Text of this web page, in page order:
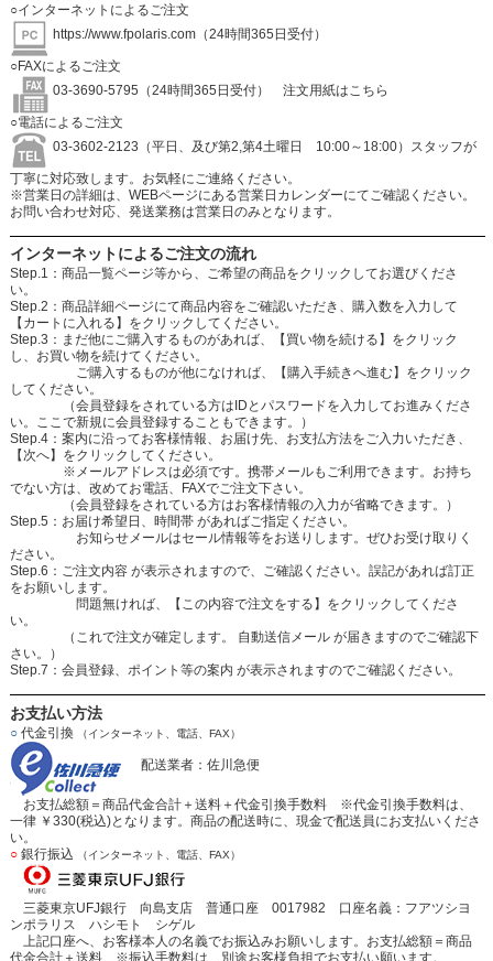
○インターネットによるご注文
https://www.fpolaris.com（24時間365日受付）
○FAXによるご注文
03-3690-5795（24時間365日受付）
注文用紙はこちら
○電話によるご注文
03-3602-2123（平日、及び第2,第4土曜日 10:00～18:00）スタッフが
丁寧に対応致します。お気軽にご連絡ください。
※営業日の詳細は、WEBページにある営業日カレンダーにてご確認ください。
お問い合わせ対応、発送業務は営業日のみとなります。
インターネットによるご注文の流れ
Step.1：商品一覧ページ等から、ご希望の商品をクリックしてお選びくださ
い。
Step.2：商品詳細ページにて商品内容をご確認いただき、購入数を入力して
【カートに入れる】をクリックしてください。
Step.3：まだ他にご購入するものがあれば、【買い物を続ける】をクリック
し、お買い物を続けてください。
ご購入するものが他になければ、【購入手続きへ進む】をクリック
してください。
（会員登録をされている方はIDとパスワードを入力してお進みくださ
い。ここで新規に会員登録することもできます。）
Step.4：案内に沿ってお客様情報、お届け先、お支払方法をご入力いただき、
【次へ】をクリックしてください。
※メールアドレスは必須です。携帯メールもご利用できます。お持ち
でない方は、改めてお電話、FAXでご注文下さい。
（会員登録をされている方はお客様情報の入力が省略できます。）
Step.5：お届け希望日、時間帯 があればご指定ください。
お知らせメールはセール情報等をお送りします。ぜひお受け取りく
ださい。
Step.6：ご注文内容 が表示されますので、ご確認ください。誤記があれば訂正
をお願いします。
問題無ければ、【この内容で注文をする】をクリックしてくださ
い。
（これで注文が確定します。 自動送信メール が届きますのでご確認下
さい。）
Step.7：会員登録、ポイント等の案内 が表示されますのでご確認ください。
お支払い方法
○代金引換 （インターネット、電話、FAX）
配送業者：佐川急便
お支払総額＝商品代金合計＋送料＋代金引換手数料 ※代金引換手数料は、
一律 ￥330(税込)となります。商品の配送時に、現金で配送員にお支払いくださ
い。
○銀行振込 （インターネット、電話、FAX）
三菱東京UFJ銀行 向島支店 普通口座 0017982 口座名義：フアツシヨ
ンポラリス ハシモト シゲル
上記口座へ、お客様本人の名義でお振込みお願いします。お支払総額＝商品
代金合計＋送料 ※振込手数料は、別途お客様負担でお支払い願います。